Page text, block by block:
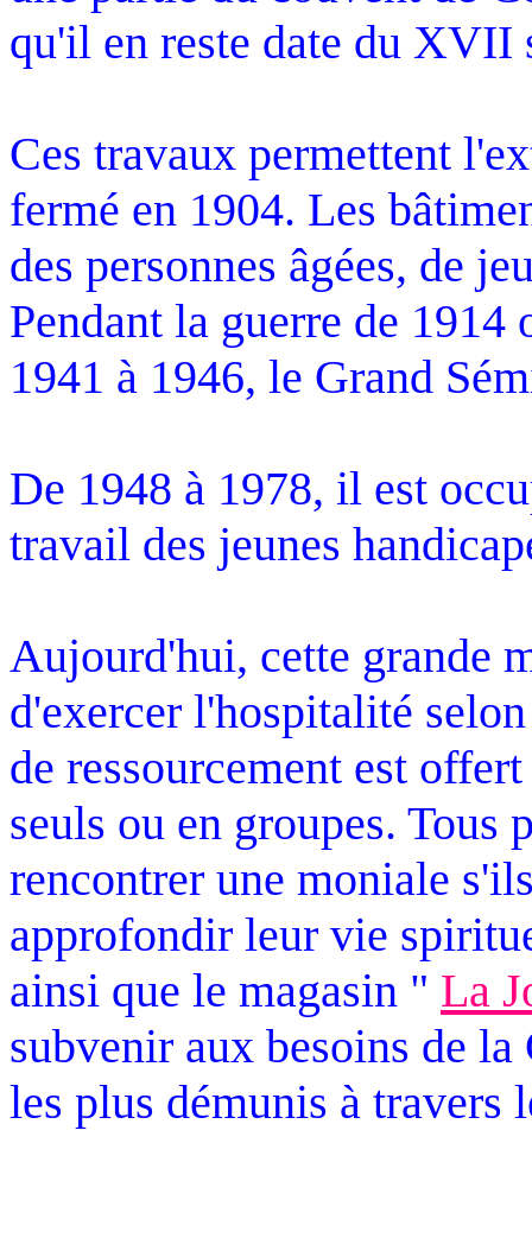
qu'il en reste date du XVII
Ces travaux permettent
fermé en 1904. Les
des personnes âgées, de
Pendant la guerre de 1914
1941 à 1946, le Grand
De 1948 à 1978, il est
travail des jeunes
Aujourd'hui, cette grande
d'exercer l'hospitalité
de ressourcement est
seuls ou en groupes. Tous
rencontrer une moniale
approfondir leur vie
ainsi que le magasin " La
subvenir aux besoins de
les plus démunis à travers